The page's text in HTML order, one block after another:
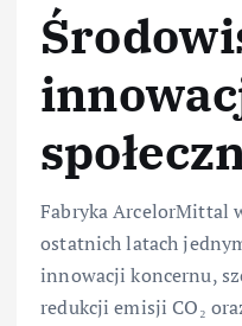
Fabryka ArcelorMittal
ostatnich latach
innowacji koncernu,
redukcji emisji CO₂